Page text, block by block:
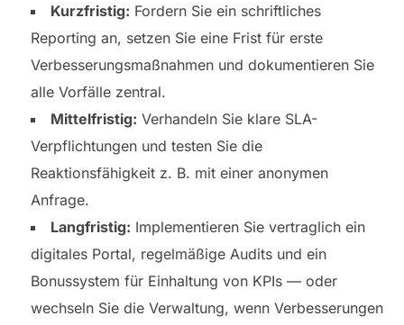
Kurzfristig: Fordern Sie ein schriftliches
Reporting an, setzen Sie eine Frist für erste
Verbesserungsmaßnahmen und dokumentieren Sie
alle Vorfälle zentral.
Mittelfristig: Verhandeln Sie klare SLA-
Verpflichtungen und testen Sie die
Reaktionsfähigkeit z. B. mit einer anonymen
Anfrage.
Langfristig: Implementieren Sie vertraglich ein
digitales Portal, regelmäßige Audits und ein
Bonussystem für Einhaltung von KPIs — oder
wechseln Sie die Verwaltung, wenn Verbesserungen